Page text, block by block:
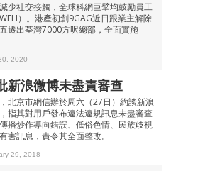
少社交接觸，全球科網巨擘均鼓勵員工
）。港產初創9GAG近日跟業主解除
遷出荃灣7000方呎總部，全面實施
2020
新浪微博未盡責審查
北京市網信辦於周六（27日）約談新浪
指其對用戶發布違法違規訊息未盡審查
播炒作導向錯誤、低俗色情、民族歧視
害訊息，責令其全面整改。
29, 2018